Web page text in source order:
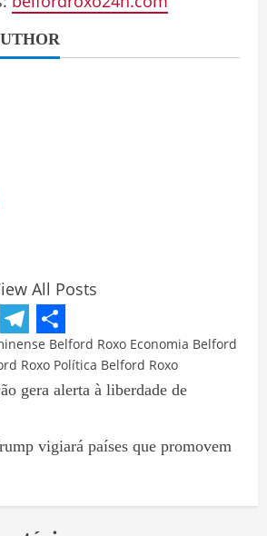
All Posts
Telegram
Share
Belford Roxo Economia Belford
Roxo Política Belford Roxo
gera alerta à liberdade de
vigiará países que promovem